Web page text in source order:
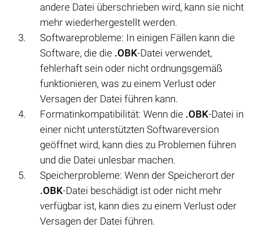
andere Datei überschrieben wird, kann sie nicht
mehr wiederhergestellt werden.
Softwareprobleme: In einigen Fällen kann die
Software, die die .OBK-Datei verwendet,
fehlerhaft sein oder nicht ordnungsgemäß
funktionieren, was zu einem Verlust oder
Versagen der Datei führen kann.
Formatinkompatibilität: Wenn die .OBK-Datei in
einer nicht unterstützten Softwareversion
geöffnet wird, kann dies zu Problemen führen
und die Datei unlesbar machen.
Speicherprobleme: Wenn der Speicherort der
.OBK-Datei beschädigt ist oder nicht mehr
verfügbar ist, kann dies zu einem Verlust oder
Versagen der Datei führen.